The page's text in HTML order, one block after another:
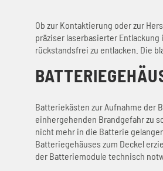
Ob zur Kontaktierung oder zur
präziser laserbasierter
rückstandsfrei zu entlacken. Die
Batteriekästen zur Aufnahme der
einhergehenden Brandgefahr zu
nicht mehr in die Batterie
Batteriegehäuses zum Deckel
der Batteriemodule technisch